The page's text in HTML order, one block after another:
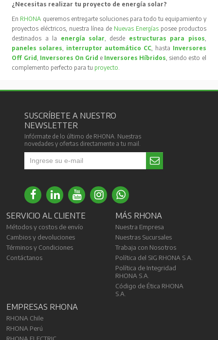
¿Necesitas realizar tu proyecto de energía solar?
En RHONA queremos entregarte soluciones para todo tu equipamiento y
proyectos eléctricos, nuestra línea de Nuevas Energíasposee productos
destinados a la energía solar, desde estructuras para pisos,
paneles solares, interruptor automático CC, hasta Inversores
Off Grid, Inversores On Grid e Inversores Híbridos, siendo esto el
complemento perfecto para tu proyecto.
SUSCRÍBETE A NUESTRO
NEWSLETTER
Infórmate de lo último de RHONA. Nuestras
novedades y ofertas directamente a tu mail.
SERVICIO AL CLIENTE
Métodos y costos de envío
Cambios y devoluciones
Términos y Condiciones
Contáctanos
MÁS RHONA
Nuestra Empresa
Nuestras Sucursales
Trabaja con Nosotros
Política del SIG RHONA S.A.
Política de Integridad
RHONA S.A.
Código de Ética RHONA
S.A.
EMPRESAS RHONA
RHONA Chile
RHONA Perú